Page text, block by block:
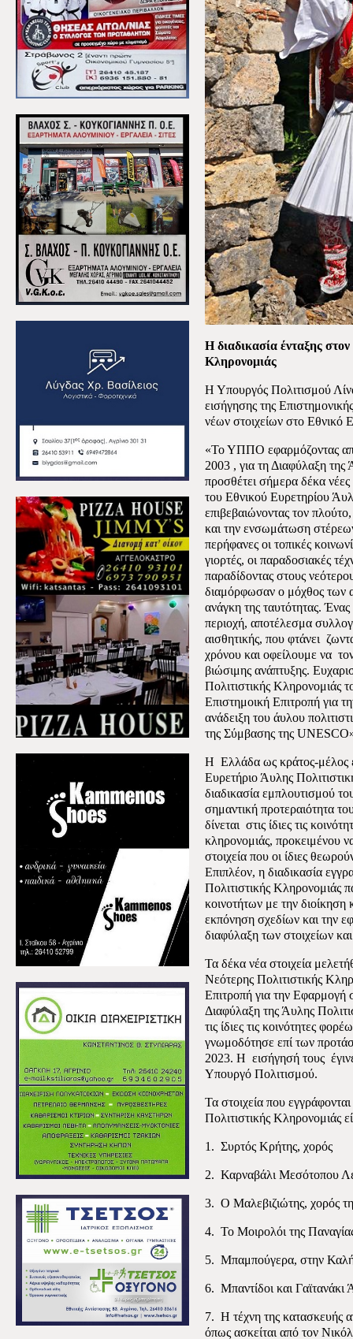
Η διαδικασία ένταξης
Κληρονομιάς
Η Υπουργός Πολιτισμού
εισήγησης της
νέων στοιχείων στο Εθνικό
«Το ΥΠΠΟ εφαρμόζοντας
2003 , για τη Διαφύλαξη της
προσθέτει σήμερα δέκα
του Εθνικού Ευρετηρίου
επιβεβαιώνοντας τον
και την ενσωμάτωση
περήφανες οι τοπικές
γιορτές, οι παραδοσιακές
παραδίδοντας στους
διαμόρφωσαν ο μόχθος των
ανάγκη της ταυτότητας.
περιοχή, αποτέλεσμα
αισθητικής, που φτάνει
χρόνου και οφείλουμε να
βιώσιμης ανάπτυξης.
Πολιτιστικής Κληρονομιάς
Επιστημοική Επιτροπή για
ανάδειξη του άυλου
της Σύμβασης της
Η Ελλάδα ως κράτος-μέλος
Ευρετήριο Άυλης
διαδικασία εμπλουτισμού
σημαντική προτεραιότητα
δίνεται στις ίδιες τις
κληρονομιάς, προκειμένου
στοιχεία που οι ίδιες
Επιπλέον, η διαδικασία
Πολιτιστικής Κληρονομιάς
κοινοτήτων με την διοίκηση
εκπόνηση σχεδίων και την
διαφύλαξη των στοιχείων
Τα δέκα νέα στοιχεία
Νεότερης Πολιτιστικής
Επιτροπή για την Εφαρμογή
Διαφύλαξη της Άυλης
τις ίδιες τις κοινότητες
γνωμοδότησε επί των
2023. Η εισήγησή τους
Υπουργό Πολιτισμού.
Τα στοιχεία που
Πολιτιστικής Κληρονομιάς
1. Συρτός Κρήτης, χορός
2. Καρναβάλι Μεσότοπου
3. Ο Μαλεβιζιώτης, χορός
4. Το Μοιρολόι της
5. Μπαμπούγερα, στην
6. Μπαντίδοι και
7. Η τέχνη της κατασκευής
όπως ασκείται από τον